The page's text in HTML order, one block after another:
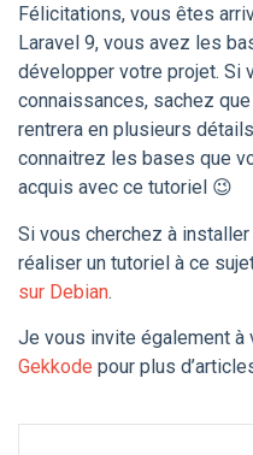
Félicitations, vous êtes
Laravel 9, vous avez les
développer votre projet. Si
connaissances, sachez
rentrera en plusieurs
connaitrez les bases que
acquis avec ce tutoriel 😉
Si vous cherchez à installer
réaliser un tutoriel à ce
sur Debian.
Je vous invite également à
Gekkode pour plus